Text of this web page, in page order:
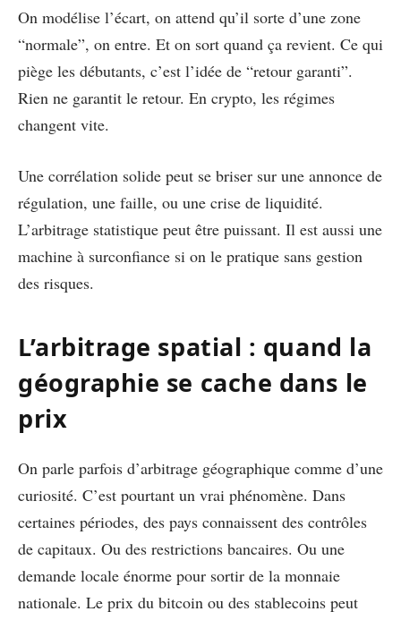
On modélise l’écart, on attend qu’il sorte d’une zone
“normale”, on entre. Et on sort quand ça revient. Ce qui
piège les débutants, c’est l’idée de “retour garanti”.
Rien ne garantit le retour. En crypto, les régimes
changent vite.
Une corrélation solide peut se briser sur une annonce de
régulation, une faille, ou une crise de liquidité.
L’arbitrage statistique peut être puissant. Il est aussi une
machine à surconfiance si on le pratique sans gestion
des risques.
L’arbitrage spatial : quand la
géographie se cache dans le
prix
On parle parfois d’arbitrage géographique comme d’une
curiosité. C’est pourtant un vrai phénomène. Dans
certaines périodes, des pays connaissent des contrôles
de capitaux. Ou des restrictions bancaires. Ou une
demande locale énorme pour sortir de la monnaie
nationale. Le prix du bitcoin ou des stablecoins peut